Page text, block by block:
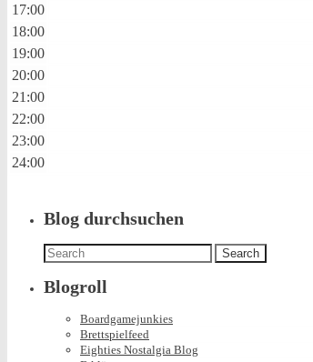
17:00
18:00
19:00
20:00
21:00
22:00
23:00
24:00
Blog durchsuchen
Search
for:
Blogroll
Boardgamejunkies
Brettspielfeed
Eighties Nostalgia Blog